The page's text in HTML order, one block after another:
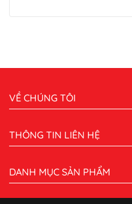
VỀ CHÚNG TÔI
THÔNG TIN LIÊN HỆ
DANH MỤC SẢN PHẨM